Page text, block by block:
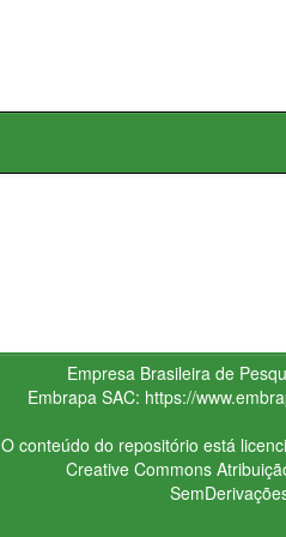
Empresa Brasileira de
Embrapa SAC: https://
O conteúdo do repositório está
Creative Commons